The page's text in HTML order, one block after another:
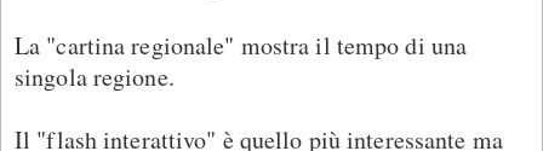
La "cartina regionale" mostra il tempo di una
singola regione.
Il "flash interattivo" è quello più interessante ma